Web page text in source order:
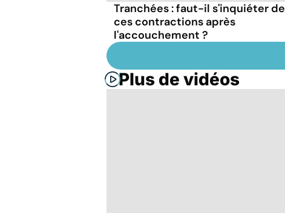
Tranchées : faut-il s'inquiéter de
ces contractions après
l'accouchement ?
Plus de vidéos